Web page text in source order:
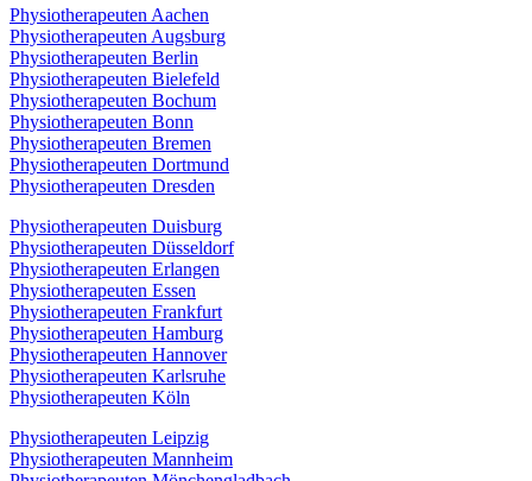
Physiotherapeuten Aachen
Physiotherapeuten Augsburg
Physiotherapeuten Berlin
Physiotherapeuten Bielefeld
Physiotherapeuten Bochum
Physiotherapeuten Bonn
Physiotherapeuten Bremen
Physiotherapeuten Dortmund
Physiotherapeuten Dresden
Physiotherapeuten Duisburg
Physiotherapeuten Düsseldorf
Physiotherapeuten Erlangen
Physiotherapeuten Essen
Physiotherapeuten Frankfurt
Physiotherapeuten Hamburg
Physiotherapeuten Hannover
Physiotherapeuten Karlsruhe
Physiotherapeuten Köln
Physiotherapeuten Leipzig
Physiotherapeuten Mannheim